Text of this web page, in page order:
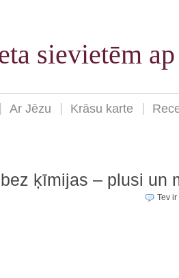
sievietēm
Ar Jēzu Krāsu karte
ķīmijas – plusi un
Tev ir